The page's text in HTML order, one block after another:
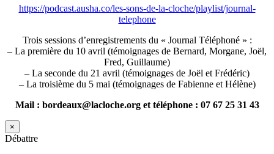
https://podcast.ausha.co/les-sons-de-la-cloche/playlist/journal-
telephone
Trois sessions d’enregistrements du « Journal Téléphoné » :
– La première du 10 avril (témoignages de Bernard, Morgane, Joël,
Fred, Guillaume)
– La seconde du 21 avril (témoignages de Joël et Frédéric)
– La troisième du 5 mai (témoignages de Fabienne et Hélène)
Mail : bordeaux@lacloche.org et téléphone : 07 67 25 31 43
×
Débattre